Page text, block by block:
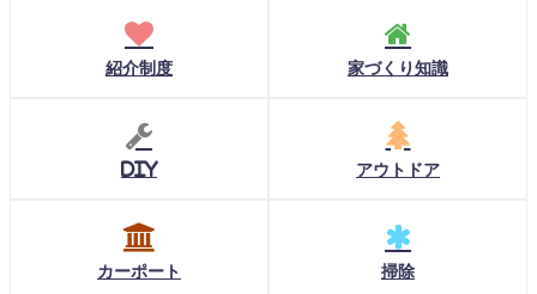
紹介制度 家づくり知識
DIY アウトドア
カーポート 掃除